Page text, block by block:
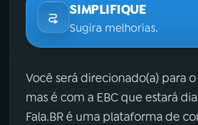
SIMPLIFIQUE
Sugira melhorias.
Você será direcionado(a) para o
mas é com a EBC que estará
Fala.BR é uma plataforma de